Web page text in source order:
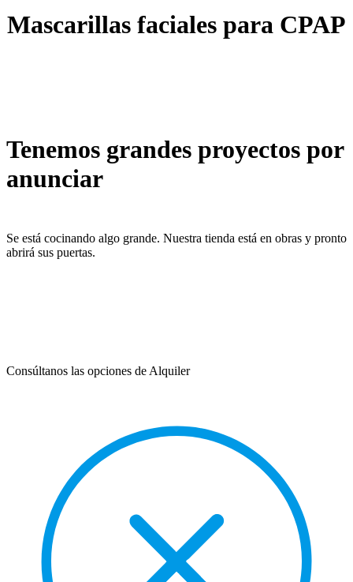
Mascarillas faciales para CPAP
Tenemos grandes proyectos por
anunciar
Se está cocinando algo grande. Nuestra tienda está en obras y pronto
abrirá sus puertas.
Consúltanos las opciones de Alquiler